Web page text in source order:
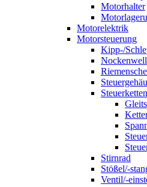
Motorhalter
Motorelektrik
Motorsteuerung
Kipp-/
Stirnrad
Stößel/-
Ventil/-